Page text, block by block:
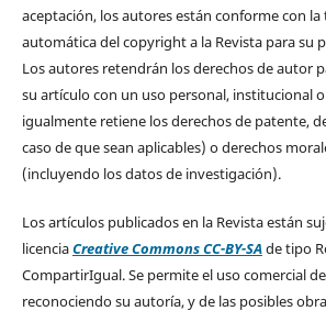
aceptación, los autores están conforme con la
automática del copyright a la Revista para su
Los autores retendrán los derechos de autor
su artículo con un uso personal, institucional
igualmente retiene los derechos de patente,
caso de que sean aplicables) o derechos
(incluyendo los datos de investigación).
Los artículos publicados en la Revista están
licenciaCreative Commons CC-BY-SAde tipo
CompartirIgual. Se permite el uso comercial
reconociendo su autoría, y de las posibles